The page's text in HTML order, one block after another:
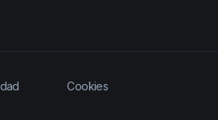
Cookies